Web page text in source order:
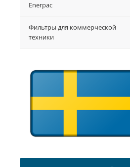
Enerpac
Фильтры для коммерческой
техники